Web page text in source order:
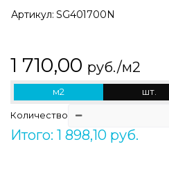
Артикул: SG401700N
1 710,00 руб./м2
м2 шт.
Количество
Итого: 1 898,10 руб.